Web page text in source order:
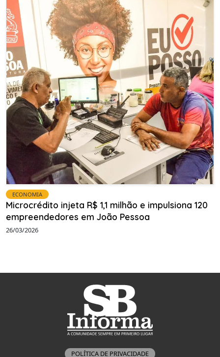
ECONOMIA
Microcrédito injeta R$ 1,1 milhão e impulsiona 120
empreendedores em João Pessoa
26/03/2026
POLÍTICA DE PRIVACIDADE